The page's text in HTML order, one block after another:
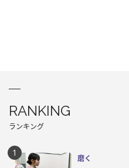
RANKING
ランキング
磨く